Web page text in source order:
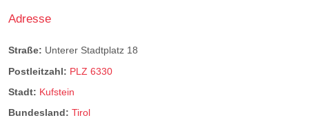
Adresse
Straße: Unterer Stadtplatz 18
Postleitzahl: PLZ 6330
Stadt: Kufstein
Bundesland: Tirol